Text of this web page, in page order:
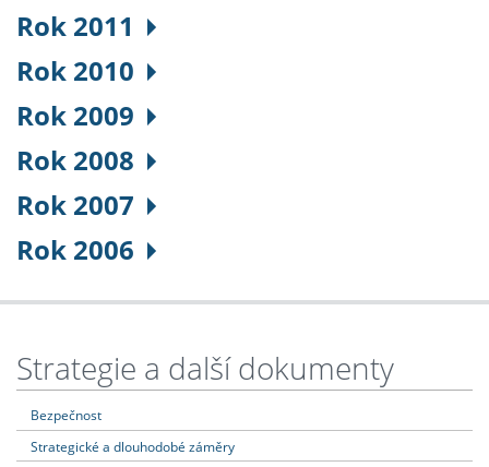
Rok 2011
Rok 2010
Rok 2009
Rok 2008
Rok 2007
Rok 2006
Strategie a další dokumenty
Bezpečnost
Strategické a dlouhodobé záměry